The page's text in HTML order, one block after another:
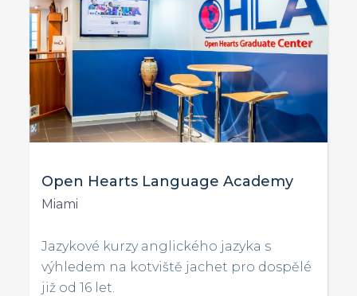
Open Hearts Language Academy
Miami
Jazykové kurzy anglického jazyka s
výhledem na kotviště jachet pro dospělé
již od 16 let.